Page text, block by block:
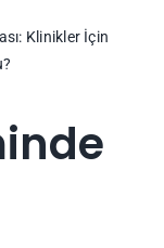
Klinikler İçin